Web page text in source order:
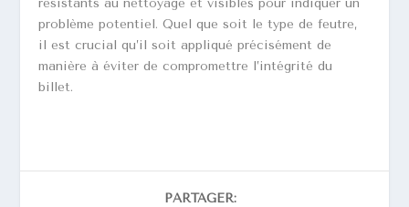
problème potentiel. Quel que soit le type de feutre,
il est crucial qu’il soit appliqué précisément de
manière à éviter de compromettre l’intégrité du
billet.
PARTAGER: